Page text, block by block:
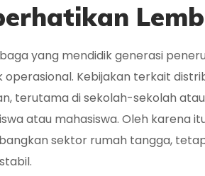
yang mendidik generasi
operasional. Kebijakan terkait
terutama di sekolah-sekolah
atau mahasiswa. Oleh karena
sektor rumah tangga,